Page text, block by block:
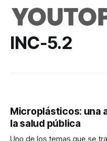
INC-5.2
Microplásticos: una
la salud pública
Uno de los temas que se